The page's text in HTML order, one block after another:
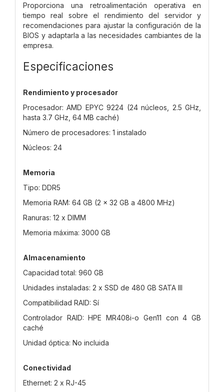
Proporciona una retroalimentación operativa en
tiempo real sobre el rendimiento del servidor y
recomendaciones para ajustar la configuración de la
BIOS y adaptarla a las necesidades cambiantes de la
empresa.
Especificaciones
Rendimiento y procesador
Procesador: AMD EPYC 9224 (24 núcleos, 2.5 GHz,
hasta 3.7 GHz, 64 MB caché)
Número de procesadores: 1 instalado
Núcleos: 24
Memoria
Tipo: DDR5
Memoria RAM: 64 GB (2 x 32 GB a 4800 MHz)
Ranuras: 12 x DIMM
Memoria máxima: 3000 GB
Almacenamiento
Capacidad total: 960 GB
Unidades instaladas: 2 x SSD de 480 GB SATA III
Compatibilidad RAID: Sí
Controlador RAID: HPE MR408i-o Gen11 con 4 GB
caché
Unidad óptica: No incluida
Conectividad
Ethernet: 2 x RJ-45